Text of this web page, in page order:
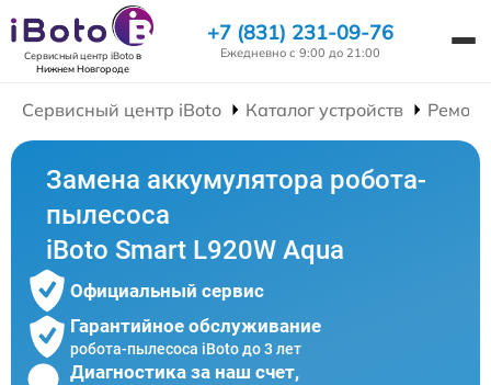
Сервисный центр iBotoв
Нижнем Новгороде
+7 (831) 231-09-76
Ежедневно с 9:00 до 21:00
Сервисный центр iBoto Каталог устройств
Замена аккумулятора робота-
пылесоса
iBoto Smart L920W Aqua
Официальный сервис
Гарантийное обслуживание
робота-пылесоса iBoto до 3 лет
Диагностика за наш счет,